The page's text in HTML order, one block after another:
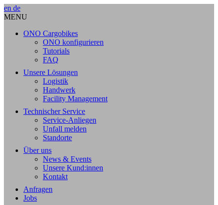
en de
MENU
ONO Cargobikes
ONO konfigurieren
Tutorials
FAQ
Unsere Lösungen
Logistik
Handwerk
Facility Management
Technischer Service
Service-Anliegen
Unfall melden
Standorte
Über uns
News & Events
Unsere Kund:innen
Kontakt
Anfragen
Jobs